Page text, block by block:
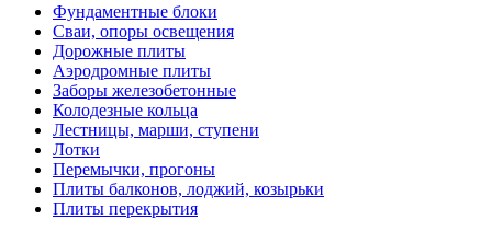
Фундаментные блоки
Сваи, опоры освещения
Дорожные плиты
Аэродромные плиты
Заборы железобетонные
Колодезные кольца
Лестницы, марши, ступени
Лотки
Перемычки, прогоны
Плиты балконов, лоджий, козырьки
Плиты перекрытия